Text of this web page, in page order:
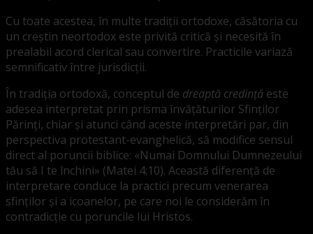
Cu toate acestea, în multe tradiții ortodoxe, căsătoria cu
un creștin neortodox este privită critică și necesită în
prealabil acord clerical sau convertire. Practicile variază
semnificativ între jurisdicții.
În tradiția ortodoxă, conceptul de dreaptă credință este
adesea interpretat prin prisma învățăturilor Sfinților
Părinți, chiar și atunci când aceste interpretări par, din
perspectiva protestant-evanghelică, să modifice sensul
direct al poruncii biblice: «Numai Domnului Dumnezeului
tău să I te închini» (Matei 4:10). Această diferență de
interpretare conduce la practici precum venerarea
sfinților și a icoanelor, pe care noi le considerăm în
contradicție cu poruncile lui Hristos.